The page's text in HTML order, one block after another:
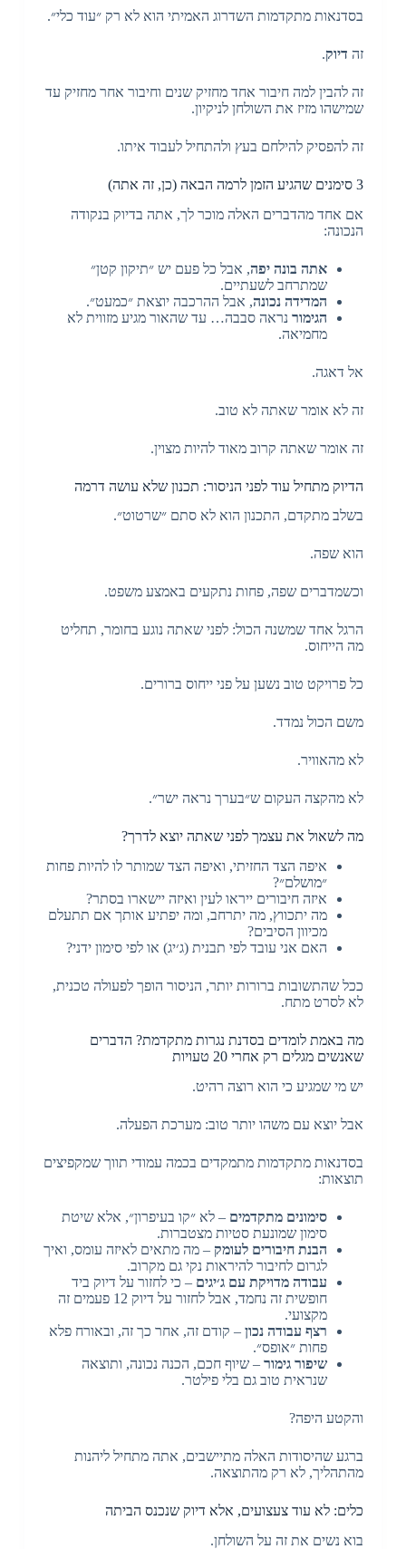
בסדנאות מתקדמות השדרוג האמיתי הוא לא רק ״עוד כלי״.
זה דיוק.
זה להבין למה חיבור אחד מחזיק שנים וחיבור אחר מחזיק עד
שמישהו מזיז את השולחן לניקיון.
זה להפסיק להילחם בעץ ולהתחיל לעבוד איתו.
3 סימנים שהגיע הזמן לרמה הבאה (כן, זה אתה)
אם אחד מהדברים האלה מוכר לך, אתה בדיוק בנקודה
הנכונה:
אתה בונה יפה, אבל כל פעם יש ״תיקון קטן״
שמתרחב לשעתיים.
המדידה נכונה, אבל ההרכבה יוצאת ״כמעט״.
הגימורנראה סבבה… עד שהאור מגיע מזווית לא
מחמיאה.
אל דאגה.
זה לא אומר שאתה לא טוב.
זה אומר שאתה קרוב מאוד להיות מצוין.
הדיוק מתחיל עוד לפני הניסור: תכנון שלא עושה דרמה
בשלב מתקדם, התכנון הוא לא סתם ״שרטוט״.
הוא שפה.
וכשמדברים שפה, פחות נתקעים באמצע משפט.
הרגל אחד שמשנה הכול: לפני שאתה נוגע בחומר, תחליט
מה הייחוס.
כל פרויקט טוב נשען על פני ייחוס ברורים.
משם הכול נמדד.
לא מהאוויר.
לא מהקצה העקום ש״בערך נראה ישר״.
מה לשאול את עצמך לפני שאתה יוצא לדרך?
איפה הצד החזיתי, ואיפה הצד שמותר לו להיות פחות
״מושלם״?
איזה חיבורים ייראו לעין ואיזה יישארו בסתר?
מה יתכווץ, מה יתרחב, ומה יפתיע אותך אם תתעלם
מכיוון הסיבים?
האם אני עובד לפי תבנית (ג׳יג) או לפי סימון ידני?
ככל שהתשובות ברורות יותר, הניסור הופך לפעולה טכנית,
לא לסרט מתח.
מה באמת לומדים בסדנת נגרות מתקדמת? הדברים
שאנשים מגלים רק אחרי 20 טעויות
יש מי שמגיע כי הוא רוצה רהיט.
אבל יוצא עם משהו יותר טוב: מערכת הפעלה.
בסדנאות מתקדמות מתמקדים בכמה עמודי תווך שמקפיצים
תוצאות:
סימונים מתקדמים – לא ״קו בעיפרון״, אלא שיטת
סימון שמונעת סטיות מצטברות.
הבנת חיבורים לעומק – מה מתאים לאיזה עומס, ואיך
לגרום לחיבור להיראות נקי גם מקרוב.
עבודה מדויקת עם ג׳יגים – כי לחזור על דיוק ביד
חופשית זה נחמד, אבל לחזור על דיוק 12 פעמים זה
מקצועי.
רצף עבודה נכון– קודם זה, אחר כך זה, ובאורח פלא
פחות ״אופס״.
שיפור גימור– שיוף חכם, הכנה נכונה, ותוצאה
שנראית טוב גם בלי פילטר.
והקטע היפה?
ברגע שהיסודות האלה מתיישבים, אתה מתחיל ליהנות
מהתהליך, לא רק מהתוצאה.
כלים: לא עוד צעצועים, אלא דיוק שנכנס הביתה
בוא נשים את זה על השולחן.